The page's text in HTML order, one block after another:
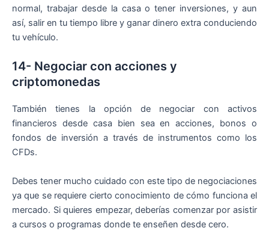
normal, trabajar desde la casa o tener inversiones, y aun
así, salir en tu tiempo libre y ganar dinero extra conduciendo
tu vehículo.
14- Negociar con acciones y
criptomonedas
También tienes la opción de negociar con activos
financieros desde casa bien sea en acciones, bonos o
fondos de inversión a través de instrumentos como los
CFDs.
Debes tener mucho cuidado con este tipo de negociaciones
ya que se requiere cierto conocimiento de cómo funciona el
mercado. Si quieres empezar, deberías comenzar por asistir
a cursos o programas donde te enseñen desde cero.